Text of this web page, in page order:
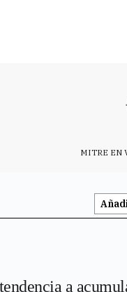
MITRE EN
a